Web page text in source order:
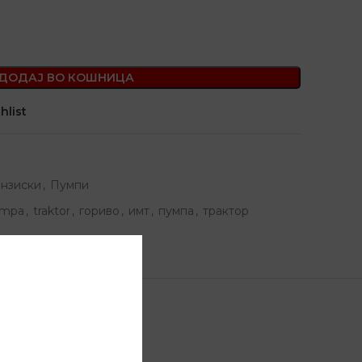
ВО КОШНИЦА
, Пумпи
, traktor, гориво , имт, пумпа , трактор